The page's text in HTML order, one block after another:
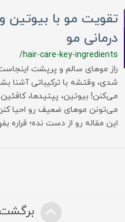
تقویت مو با بیوتین
درمانی مو
/hair-care-key-ingredients
راز موهای سالم و پرپشت
شدی، وقتشه با ترکیباتی آشنا
می‌کنن! بیوتین، پپتیدها،
می‌تونن موهای ضعیف رو احیا
این مقاله رو از دست نده؛ قراره
برگشت